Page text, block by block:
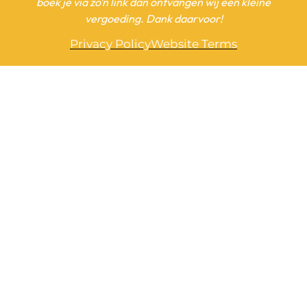
vergoeding. Dank daarvoor!
Privacy PolicyWebsite Terms